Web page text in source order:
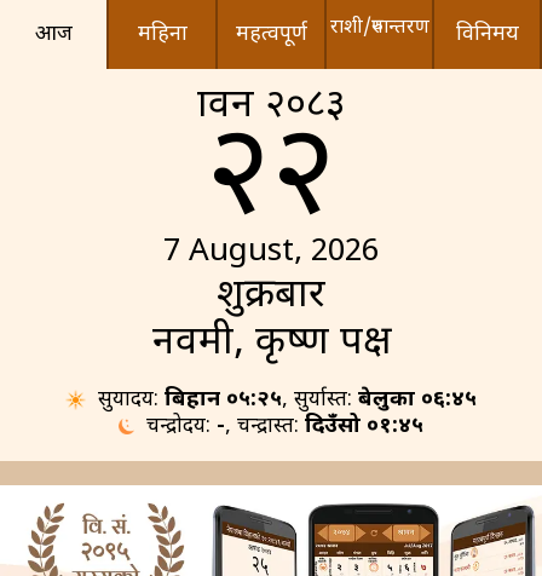
आज महिना महत्वपूर्ण राशी/रुपान्तरण विनिमय
श्रावन २०८३
२२
7 August, 2026
शुक्रबार
नवमी, कृष्ण पक्ष
सुर्योदय:बिहान ०५:२५, सुर्यास्त:बेलुका ०६:४५
चन्द्रोदय: -, चन्द्रास्त:दिउँसो ०१:४५